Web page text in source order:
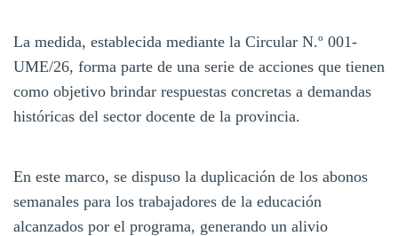
La medida, establecida mediante la Circular N.º 001-
UME/26, forma parte de una serie de acciones que tienen
como objetivo brindar respuestas concretas a demandas
históricas del sector docente de la provincia.
En este marco, se dispuso la duplicación de los abonos
semanales para los trabajadores de la educación
alcanzados por el programa, generando un alivio